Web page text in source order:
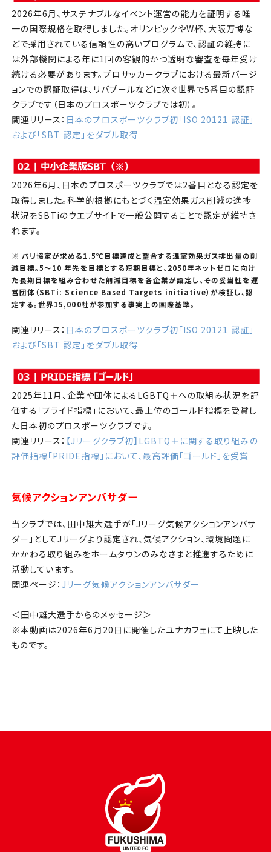
2026年6月、サステナブルなイベント運営の能力を証明する唯
一の国際規格を取得しました。オリンピックやW杯、大阪万博な
どで採用されている信頼性の高いプログラムで、認証の維持に
は外部機関による年に1回の客観的かつ透明な審査を毎年受け
続ける必要があります。プロサッカークラブにおける最新バージ
ョンでの認証取得は、リバプールなどに次ぐ世界で5番目の認証
クラブです（日本のプロスポーツクラブでは初）。
関連リリース： 日本のプロスポーツクラブ初「ISO 20121 認証」
および「SBT 認定」をダブル取得
2026年6月、日本のプロスポーツクラブでは2番目となる認定を
取得しました。科学的根拠にもとづく温室効果ガス削減の進捗
状況をSBTiのウエブサイトで一般公開することで認定が維持さ
れます。
※ パリ協定が求める1.5℃目標達成と整合する温室効果ガス排出量の削
減目標。5〜10 年先を目標とする短期目標と、2050年ネットゼロに向け
た長期目標を組み合わせた削減目標を各企業が設定し、その妥当性を運
営団体（SBTi: Science Based Targets initiative）が検証し、認
定する。世界15,000社が参加する事実上の国際基準。
関連リリース： 日本のプロスポーツクラブ初「ISO 20121 認証」
および「SBT 認定」をダブル取得
2025年11月、企業や団体によるLGBTQ＋への取組み状況を評
価する「プライド指標」において、最上位のゴールド指標を受賞し
た日本初のプロスポーツクラブです。
関連リリース： 【Jリーグクラブ初】LGBTQ＋に関する取り組みの
評価指標「PRIDE指標」において、最高評価「ゴールド」を受賞
気候アクションアンバサダー
当クラブでは、田中雄大選手が「Jリーグ気候アクションアンバサ
ダー」としてJリーグより認定され、 気候アクション、環境問題に
かかわる取り組みをホームタウンのみなさまと推進するために
活動しています。
関連ページ：Jリーグ気候アクションアンバサダー
＜田中雄大選手からのメッセージ＞
※本動画は2026年6月20日に開催したユナカフェにて上映した
ものです。